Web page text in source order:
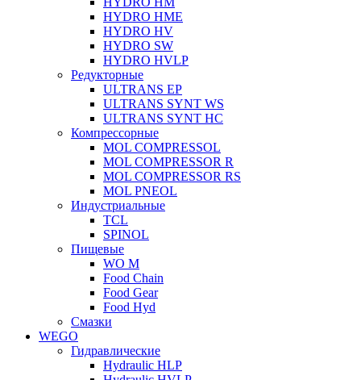
HYDRO HME
HYDRO HV
HYDRO SW
HYDRO HVLP
Редукторные
ULTRANS EP
ULTRANS SYNT WS
ULTRANS SYNT HC
Компрессорные
MOL COMPRESSOL
MOL COMPRESSOR R
MOL COMPRESSOR RS
MOL PNEOL
Индустриальные
TCL
SPINOL
Пищевые
WO M
Food Chain
Food Gear
Food Hyd
Смазки
WEGO
Гидравлические
Hydraulic HLP